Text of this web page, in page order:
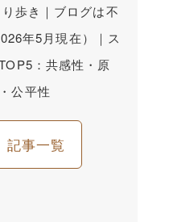
歩き｜ブログは不
年5月現在）｜ス
：共感性・原
公平性
記事一覧